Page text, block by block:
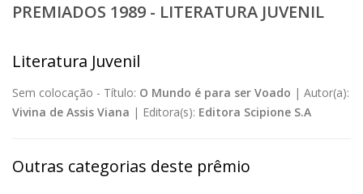
PREMIADOS 1989 - LITERATURA JUVENIL
Literatura Juvenil
Sem colocação - Título: O Mundo é para ser Voado | Autor(a):
Vivina de Assis Viana | Editora(s): Editora Scipione S.A
Outras categorias deste prêmio